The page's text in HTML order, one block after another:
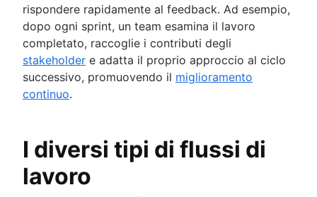
rispondere rapidamente al feedback. Ad esempio,
dopo ogni sprint, un team esamina il lavoro
completato, raccoglie i contributi degli
stakeholder e adatta il proprio approccio al ciclo
successivo, promuovendo il miglioramento
continuo.
I diversi tipi di flussi di
lavoro